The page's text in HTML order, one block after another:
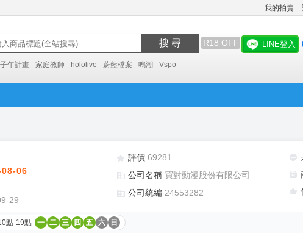
我的拍賣
搜 尋 R18 OFF
子午計畫 家庭教師 hololive 蔚藍檔案 鳴潮 Vspo
LINE登入
06
29
評價 69281
公司名稱 買對動漫股份有限公司
公司統編 24553282
點-19點 一 二 三 四 五 六 日